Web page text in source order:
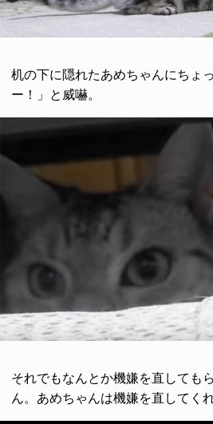
机の下に隠れたあめちゃんにちょ
ー！」と威嚇。
それでもなんとか機嫌を直しても
ん。あめちゃんは機嫌を直してく